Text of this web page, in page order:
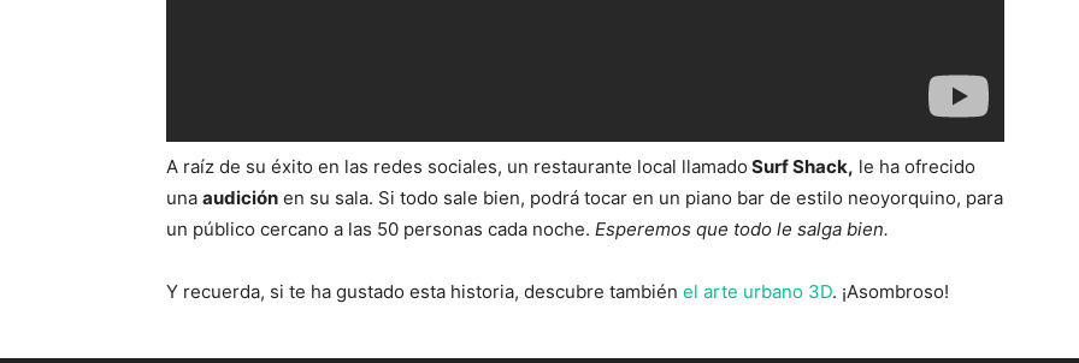
A raíz de su éxito en las redes sociales, un restaurante local llamado Surf Shack, le ha ofrecido
una audición en su sala. Si todo sale bien, podrá tocar en un piano bar de estilo neoyorquino, para
un público cercano a las 50 personas cada noche. Esperemos que todo le salga bien.
Y recuerda, si te ha gustado esta historia, descubre también el arte urbano 3D. ¡Asombroso!